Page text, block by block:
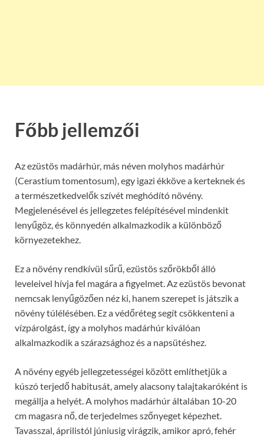
Főbb jellemzői
Az ezüstös madárhúr, más néven molyhos madárhúr
(Cerastium tomentosum), egy igazi ékköve a kerteknek és
a természetkedvelők szívét meghódító növény.
Megjelenésével és jellegzetes felépítésével mindenkit
lenyűgöz, és könnyedén alkalmazkodik a különböző
környezetekhez.
Ez a növény rendkívül sűrű, ezüstös szőrökből álló
leveleivel hívja fel magára a figyelmet. Az ezüstös bevonat
nemcsak lenyűgözően néz ki, hanem szerepet is játszik a
növény túlélésében. Ez a védőréteg segít csökkenteni a
vízpárolgást, így a molyhos madárhúr kiválóan
alkalmazkodik a szárazsághoz és a napsütéshez.
A növény egyéb jellegzetességei között említhetjük a
kúszó terjedő habitusát, amely alacsony talajtakaróként is
megállja a helyét. A molyhos madárhúr általában 10-20
cm magasra nő, de terjedelmes szőnyeget képezhet.
Tavasszal, áprilistól júniusig virágzik, amikor apró, fehér